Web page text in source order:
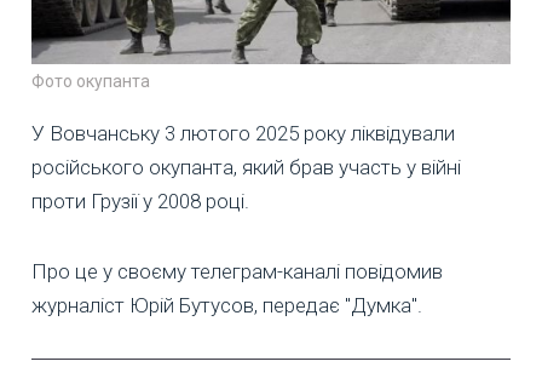
Фото окупанта
У Вовчанську 3 лютого 2025 року ліквідували
російського окупанта, який брав участь у війні
проти Грузії у 2008 році.
Про це у своєму телеграм-каналі повідомив
журналіст Юрій Бутусов, передає "Думка".